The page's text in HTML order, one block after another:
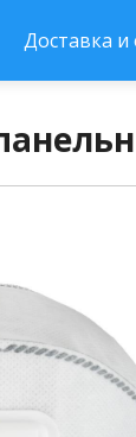
Доставка и